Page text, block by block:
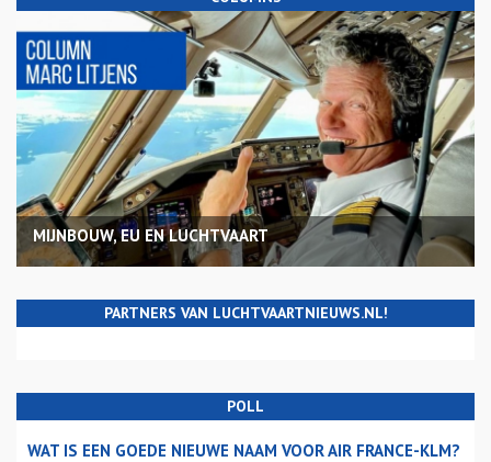
MIJNBOUW, EU EN LUCHTVAART
PARTNERS VAN LUCHTVAARTNIEUWS.NL!
POLL
WAT IS EEN GOEDE NIEUWE NAAM VOOR AIR FRANCE-KLM?